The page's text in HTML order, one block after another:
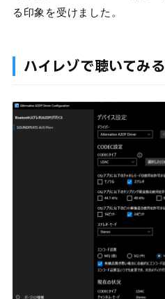
る印象を受けました。
ハイレゾで聴いてみる